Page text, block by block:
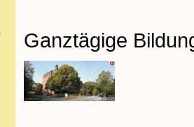
Ganztägige